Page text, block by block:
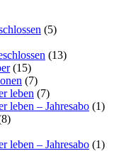
(5)
(13)
(15)
(7)
leben (7)
leben – Jahresabo (1)
leben – Jahresabo (1)